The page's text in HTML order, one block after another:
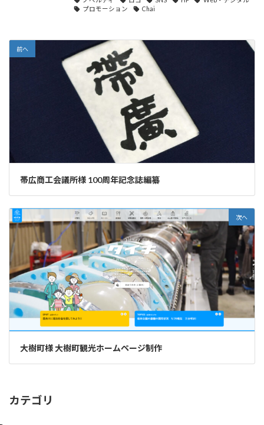
プロモーション
Chai
前へ
帯広商工会議所様 100周年記念誌編纂
次へ
大樹町様 大樹町観光ホームページ制作
カテゴリ